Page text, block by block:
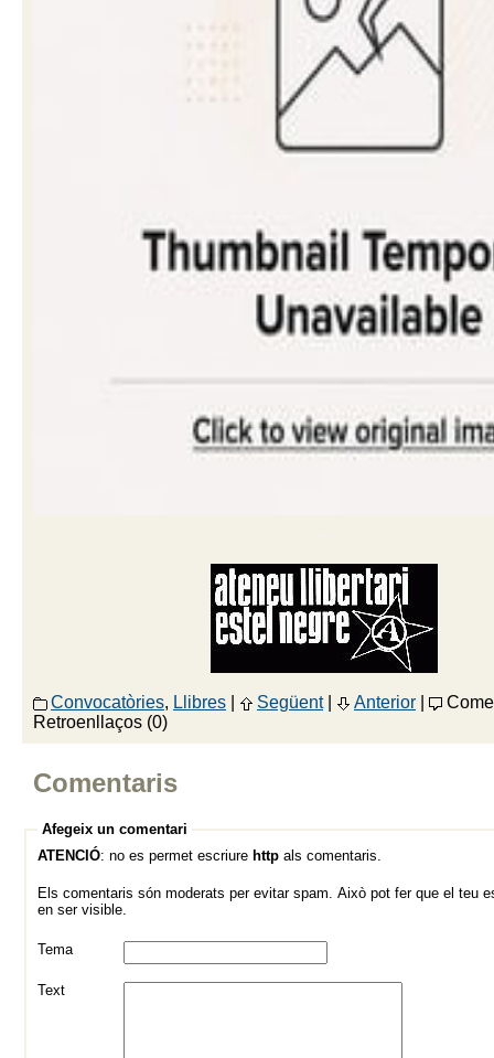
Convocatòries, Llibres Següent| Anterior
Retroenllaços (0)
Comentaris
Afegeix un comentari
ATENCIÓ: no es permet escriure http als comentaris.
Els comentaris són moderats per evitar spam. Això pot fer que el teu
en ser visible.
Tema
Text